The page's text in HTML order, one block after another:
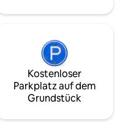
Kostenloser
Parkplatz auf dem
Grundstück